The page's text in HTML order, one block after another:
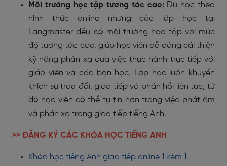
Môi trường học tập tương tác cao: Dù học theo
hình thức online nhưng các lớp học tại
Langmaster đều có môi trường học tập với mức
độ tương tác cao, giúp học viên dễ dàng cải thiện
kỹ năng phản xạ qua việc thực hành trực tiếp với
giáo viên và các bạn học. Lớp học luôn khuyến
khích sự trao đổi, giao tiếp và phản hồi liên tục, từ
đó học viên có thể tự tin hơn trong việc phát âm
và phản xạ trong giao tiếp tiếng Anh.
>> ĐĂNG KÝ CÁC KHÓA HỌC TIẾNG ANH
Khóa học tiếng Anh giao tiếp online 1 kèm 1